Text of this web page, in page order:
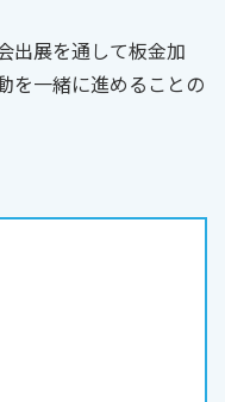
出展を通して板金加
を一緒に進めることの